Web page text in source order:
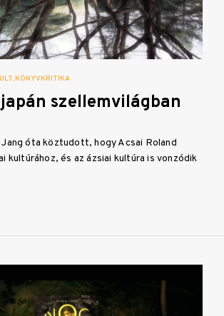
KÖNYVKRITIKA
szellemvilágban
Jang óta köztudott, hogy Acsai Roland
kultúrához, és az ázsiai kultúra is vonzódik